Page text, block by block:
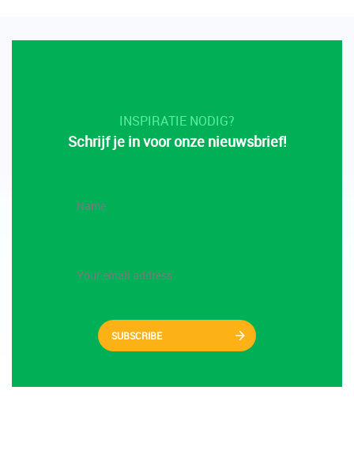
INSPIRATIE NODIG?
Schrijf je in voor onze nieuwsbrief!
SUBSCRIBE